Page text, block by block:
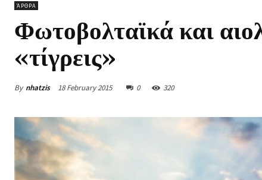
ΆΡΘΡΑ
Φωτοβολταϊκά και
«τίγρεις»
By nhatzis 18 February 2015 0 320